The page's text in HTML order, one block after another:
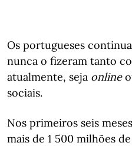
Os portugueses
nunca o fizeram tanto
atualmente, seja online
sociais.
Nos primeiros seis
mais de 1 500 milhões